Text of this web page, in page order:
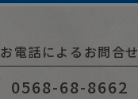
お電話によるお問合せ
0568-68-8662